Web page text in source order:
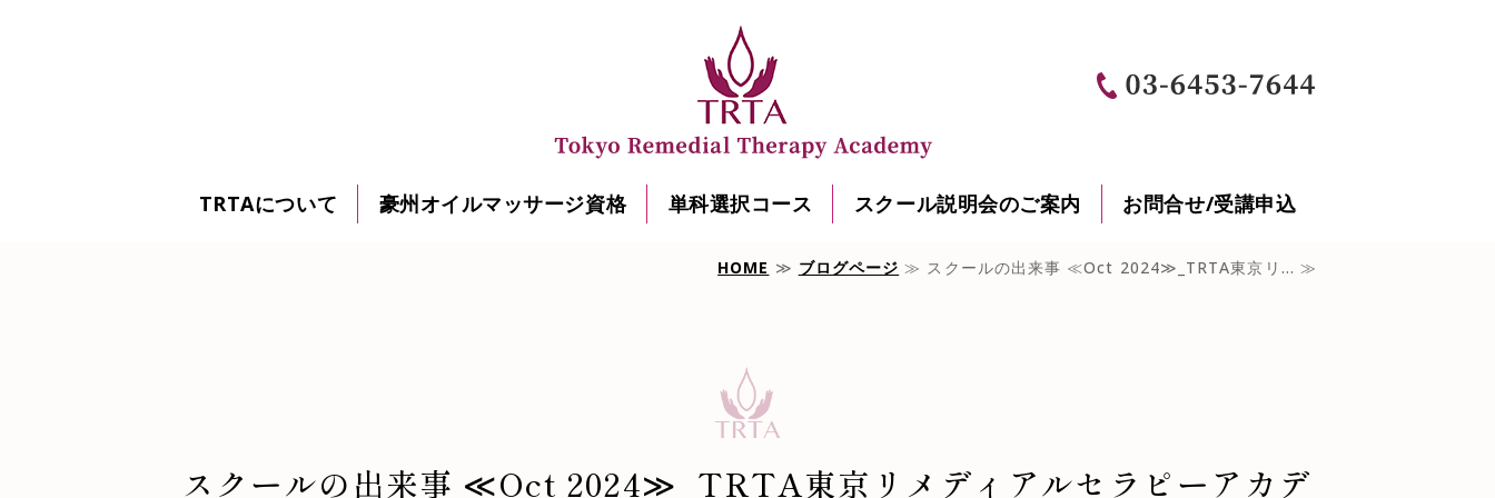
TRTAについて 豪州オイルマッサージ資格 単科選択コース スクール説明会のご案内 お問合せ/受講申込
HOME ≫ ブログページ ≫ スクールの出来事 ≪Oct 2024≫_TRTA東京リ... ≫
スクールの出来事 ≪Oct 2024≫_TRTA東京リメディアルセラピーアカデ